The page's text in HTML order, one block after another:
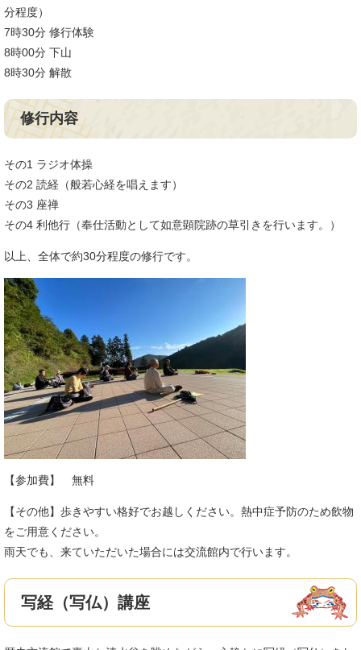
分程度）
7時30分 修行体験
8時00分 下山
8時30分 解散
修行内容
その1 ラジオ体操
その2 読経（般若心経を唱えます）
その3 座禅
その4 利他行（奉仕活動として如意顕院跡の草引きを行います。）
以上、全体で約30分程度の修行です。
【参加費】 無料
【その他】歩きやすい格好でお越しください。熱中症予防のため飲物
をご用意ください。
雨天でも、来ていただいた場合には交流館内で行います。
写経（写仏）講座